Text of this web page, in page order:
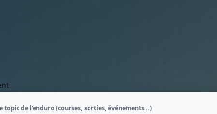
topic de l'enduro (courses, sorties, événements...)